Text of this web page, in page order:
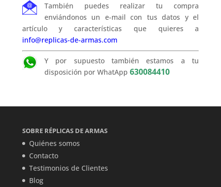
También puedes realizar tu compra
enviándonos un e-mail con tus datos y el
artículo y características que quieres a
info@replicas-de-armas.com
Y por supuesto también estamos a tu
disposición por WhatApp 630084410
SOBRE RÉPLICAS DE ARMAS
Quiénes somos
Contacto
Testimonios de Clientes
Blog